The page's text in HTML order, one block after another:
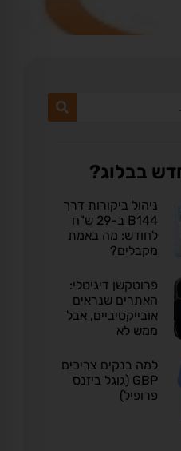
בבלוג?
ניהול ביקורות דרך
B144 ב-29 ש"ח
לחודש: מה באמת
מקבלים?
פרוטקשן דיגיטלי:
האתרים שנראים
אובייקטיביים, אבל
ממש לא
למה בנקים צריכים
GBP (גוגל ביזנס
פרופיל)